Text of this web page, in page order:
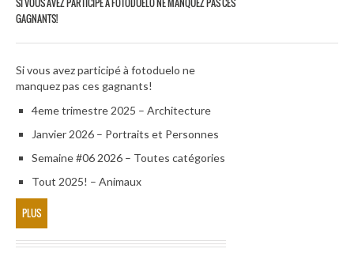
GAGNANTS!
Si vous avez participé à fotoduelo ne
manquez pas ces gagnants!
4eme trimestre 2025 – Architecture
Janvier 2026 – Portraits et Personnes
Semaine #06 2026 – Toutes catégories
Tout 2025! – Animaux
PLUS